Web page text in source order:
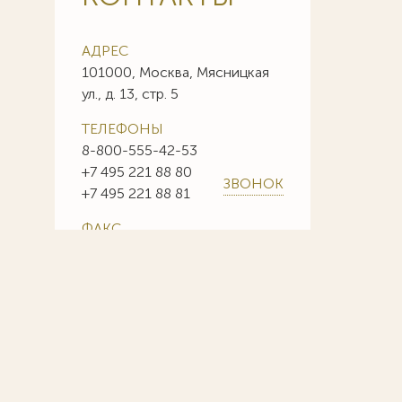
АДРЕС
101000, Москва, Мясницкая
ул., д. 13, стр. 5
ТЕЛЕФОНЫ
8-800-555-42-53
+7 495 221 88 80
+7 495 221 88 81
ЗВОНОК
ФАКС